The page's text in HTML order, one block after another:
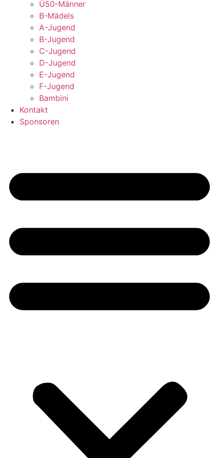
Ü50-Männer
B-Mädels
A-Jugend
B-Jugend
C-Jugend
D-Jugend
E-Jugend
F-Jugend
Bambini
Kontakt
Sponsoren